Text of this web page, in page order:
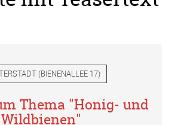
(BIENENALLEE 17)
Thema "Honig- und
Wildbienen"